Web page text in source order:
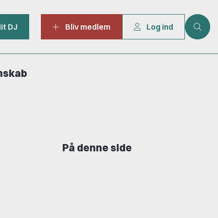
DJ Bliv medlem Log ind
På denne side